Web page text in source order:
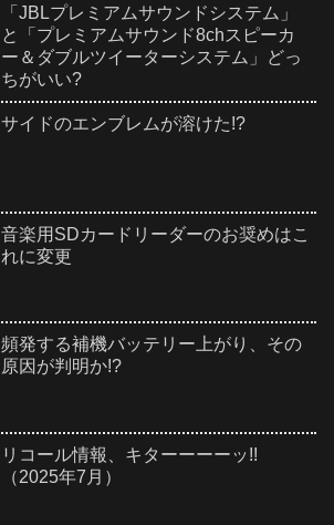
「JBLプレミアムサウンドシステム」
と「プレミアムサウンド8chスピーカ
ー＆ダブルツイーターシステム」どっ
ちがいい?
サイドのエンブレムが溶けた!?
音楽用SDカードリーダーのお奨めはこ
れに変更
頻発する補機バッテリー上がり、その
原因が判明か!?
リコール情報、キターーーーッ!!
（2025年7月）